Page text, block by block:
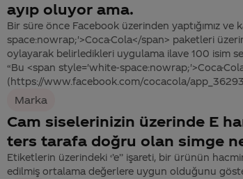
ayıp oluyor ama.
Bir süre önce Facebook üzerinden yaptığımız ve
space:nowrap;'>Coca-Cola</span> paketleri
oylayarak belirledikleri uygulama ilave 100 isim
“Bu <span style='white-space:nowrap;'>Coca-
(https://www.facebook.com/cocacola/
Marka
Cam siselerinizin üzerinde E
ters tarafa doğru olan simge
Etiketlerin üzerindeki ‘’e’’ işareti, bir ürünün
edilmiş ortalama değerlere uygun olduğunu